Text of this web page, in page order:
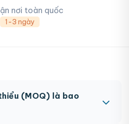
nơi toàn quốc
1-3 ngày
(MOQ) là bao